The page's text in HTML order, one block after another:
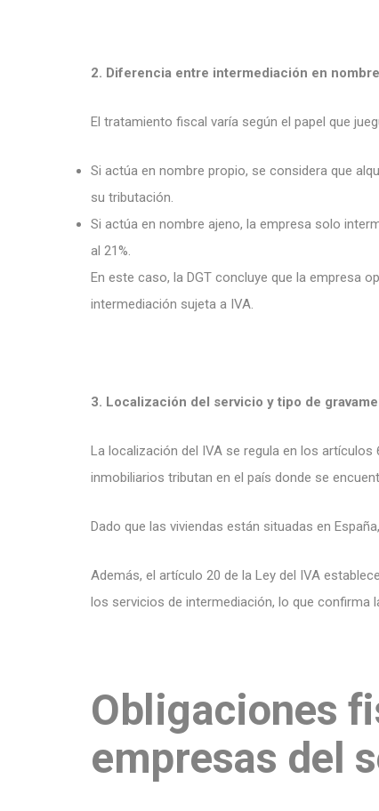
2. Diferencia entre intermediación en
El tratamiento fiscal varía según el papel que
Si actúa en nombre propio, se considera que
su tributación.
Si actúa en nombre ajeno, la empresa solo
al 21%.
En este caso, la DGT concluye que la empresa
intermediación sujeta a IVA.
3. Localización del servicio y tipo de
La localización del IVA se regula en los
inmobiliarios tributan en el país donde se
Dado que las viviendas están situadas en
Además, el artículo 20 de la Ley del IVA
los servicios de intermediación, lo que confirma
Obligaciones
empresas del